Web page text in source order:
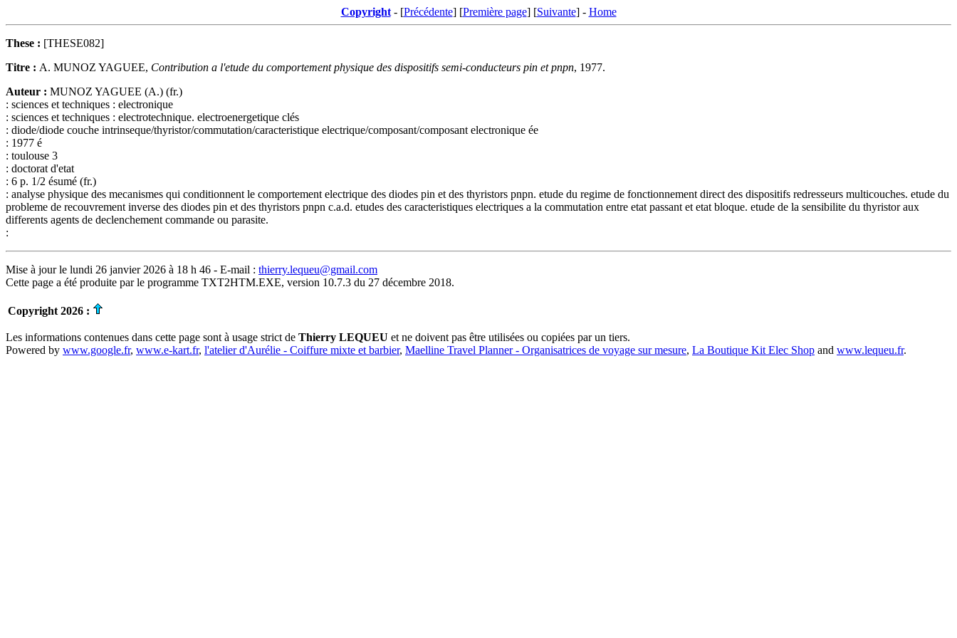
Copyright- [Précédente] [Première page] [Suivante] - Home
These : [THESE082]
Titre : A. MUNOZ YAGUEE, Contribution a l'etude du comportement physique des dispositifs semi-conducteurs pin et pnpn, 1977.
Auteur : MUNOZ YAGUEE (A.) (fr.)
: sciences et techniques : electronique
: sciences et techniques : electrotechnique. electroenergetique clés
: diode/diode couche intrinseque/thyristor/commutation/caracteristique electrique/composant/composant electronique ée
: 1977 é
: toulouse 3
: doctorat d'etat
: 6 p. 1/2 ésumé (fr.)
: analyse physique des mecanismes qui conditionnent le comportement electrique des diodes pin et des thyristors pnpn. etude du regime de fonctionnement direct des dispositifs redresseurs multicouches. etude du
probleme de recouvrement inverse des diodes pin et des thyristors pnpn c.a.d. etudes des caracteristiques electriques a la commutation entre etat passant et etat bloque. etude de la sensibilite du thyristor aux
differents agents de declenchement commande ou parasite.
:
Mise à jour le lundi 26 janvier 2026 à 18 h 46 - E-mail : thierry.lequeu@gmail.com
Cette page a été produite par le programme TXT2HTM.EXE, version 10.7.3 du 27 décembre 2018.
Copyright 2026 :
Les informations contenues dans cette page sont à usage strict de Thierry LEQUEU et ne doivent pas être utilisées ou copiées par un tiers.
Powered by www.google.fr, www.e-kart.fr, l'atelier d'Aurélie - Coiffure mixte et barbier, Maelline Travel Planner - Organisatrices de voyage sur mesure, La Boutique Kit Elec Shop and www.lequeu.fr.